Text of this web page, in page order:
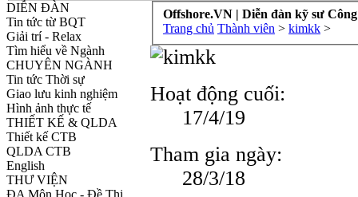
DIỄN ĐÀN
Tin tức từ BQT
Giải trí - Relax
Tìm hiểu về Ngành
CHUYÊN NGÀNH
Tin tức Thời sự
Giao lưu kinh nghiệm
Hình ảnh thực tế
THIẾT KẾ & QLDA
Thiết kế CTB
QLDA CTB
English
THƯ VIỆN
Offshore.VN | Diễn đàn kỹ sư
Trang chủ Thành viên > kimkk >
Hoạt động cuối:
17/4/19
Tham gia ngày:
28/3/18